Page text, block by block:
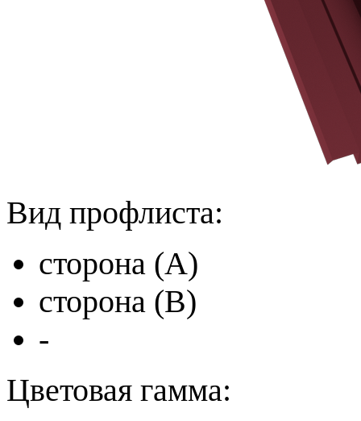
Вид профлиста:
сторона (A)
сторона (B)
-
Цветовая гамма: